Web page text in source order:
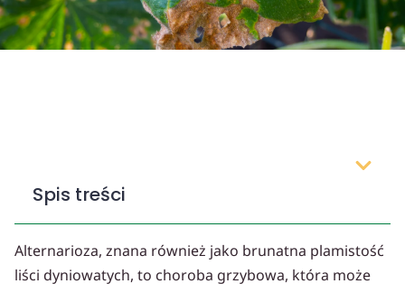
Spis treści
Alternarioza, znana również jako brunatna plamistość
liści dyniowatych, to choroba grzybowa, która może